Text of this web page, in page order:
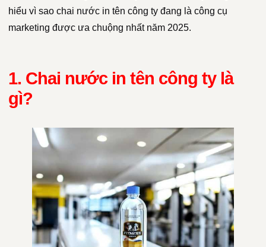
hiểu vì sao chai nước in tên công ty đang là công cụ
marketing được ưa chuộng nhất năm 2025.
1. Chai nước in tên công ty là
gì?